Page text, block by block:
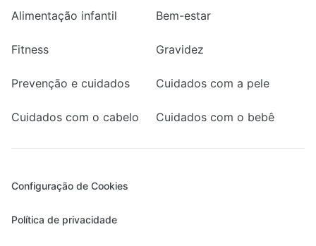
Alimentação infantil Bem-estar
Fitness Gravidez
Prevenção e cuidados Cuidados com a pele
Cuidados com o cabelo Cuidados com o bebê
Configuração de Cookies
Política de privacidade